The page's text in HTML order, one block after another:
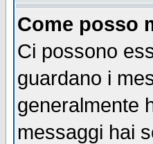
Come posso
Ci possono
guardano i
generalmente
messaggi hai